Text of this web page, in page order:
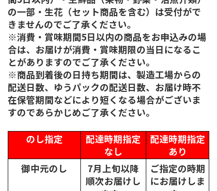
の一部・生花（セット商品を含む）は受付がで
きませんのでご了承ください。
※消費・賞味期間5日以内の商品をお申込みの場
合は、お届けが消費・賞味期限の当日になるこ
とがありますのでご了承ください。
※商品到着後の日持ち期間は、製造工場からの
配送日数、ゆうパックの配送日数、お届け時不
在保管期間などにより短くなる場合がございま
すのであらかじめご了承ください。
のし指定
配達時期指定
なし
配達時期指定
あり
御中元のし
7月上旬以降
順次お届けし
ご指定の時期
にお届けしま